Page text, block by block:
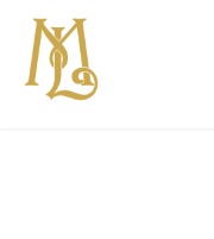
Skip
content